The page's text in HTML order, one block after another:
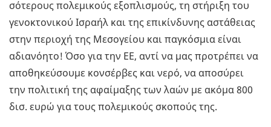
σό­τε­ρους πο­λε­µι­κούς εξο­πλι­σµούς, τη στή­ρι­ξη του
γε­νο­κτο­νι­κού Ισ­ρα­ήλ και της επι­κίν­δυ­νης αστά­θειας
στην πε­ριο­χή της Με­σο­γεί­ου και πα­γκό­σµια είναι
αδια­νό­η­το! Όσο για την ΕΕ, αντί να µας προ­τρέ­πει να
απο­θη­κεύ­σου­µε κον­σέρ­βες και νερό, να απο­σύ­ρει
την πο­λι­τι­κή της αφαί­µα­ξης των λαών µε ακόµα 800
δισ. ευρώ για τους πο­λε­µι­κούς σκο­πούς της.